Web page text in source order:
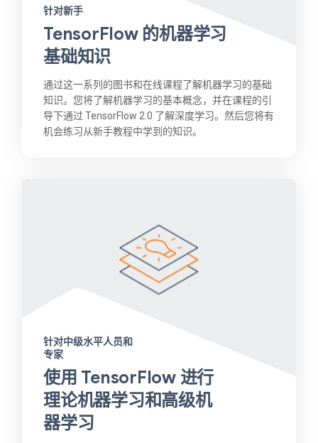
针对新手
TensorFlow 的机器学习
基础知识
通过这一系列的图书和在线课程了解机器学习的基础
知识。您将了解机器学习的基本概念，并在课程的引
导下通过 TensorFlow 2.0 了解深度学习。然后您将有
机会练习从新手教程中学到的知识。
针对中级水平人员和
专家
使用 TensorFlow 进行
理论机器学习和高级机
器学习